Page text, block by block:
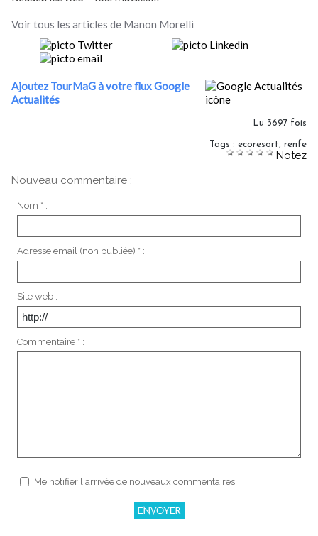
Voir tous les articles de Manon Morelli
Ajoutez TourMaG à votre flux Google
Actualités
Lu 3697 fois
Tags : ecoresort, renfe
Notez
Nouveau commentaire :
Nom * :
Adresse email (non publiée) * :
Site web :
Commentaire * :
Me notifier l'arrivée de nouveaux commentaires